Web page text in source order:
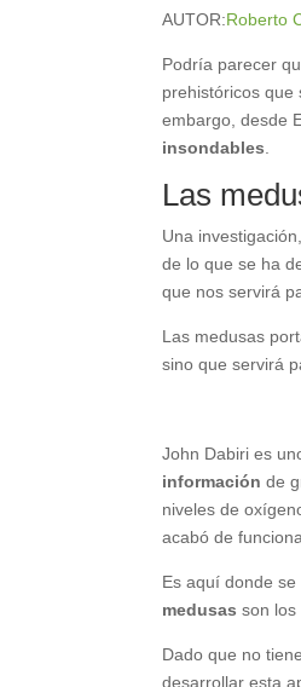
AUTOR:Roberto
Podría parecer
prehistóricos que
embargo, desde
insondables
Las
Una
de lo que se ha
que nos servirá
Las medusas
sino que servirá
John Dabiri es
información de
niveles de
acabó de
Es aquí donde
medusas son los
Dado que no
desarrollar esta